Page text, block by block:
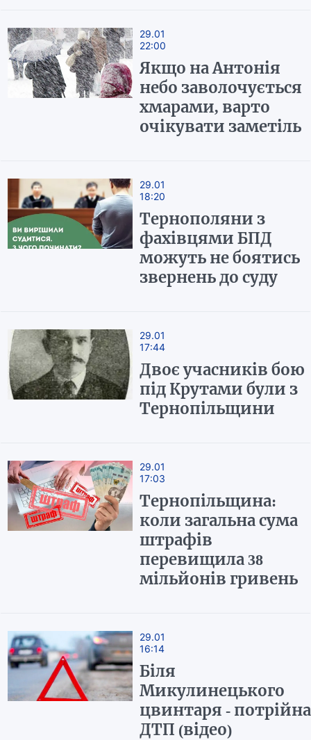
29.01
22:00
Якщо на Антонія
небо заволочується
хмарами, варто
очікувати заметіль
29.01
18:20
Тернополяни з
фахівцями БПД
можуть не боятись
звернень до суду
29.01
17:44
Двоє учасників бою
під Крутами були з
Тернопільщини
29.01
17:03
Тернопільщина:
коли загальна сума
штрафів
перевищила 38
мільйонів гривень
29.01
16:14
Біля
Микулинецького
цвинтаря - потрійна
ДТП (відео)